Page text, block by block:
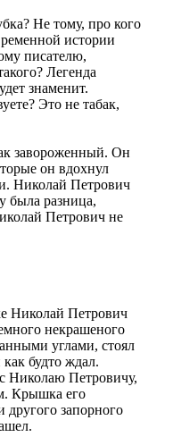
Не тому, про кого
истории
писателю,
Легенда
знаменит.
Это не табак,
завороженный. Он
он вдохнул
Николай Петрович
была разница,
Петрович не
Николай Петрович
некрашеного
углами, стоял
будто ждал.
Николаю Петровичу,
Крышка его
другого запорного